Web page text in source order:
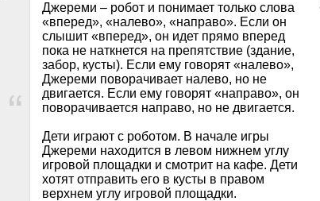
Джереми – робот и понимает только слова
«вперед», «налево», «направо». Если он
слышит «вперед», он идет прямо вперед
пока не наткнется на препятствие (здание,
забор, кусты). Если ему говорят «налево»,
Джереми поворачивает налево, но не
двигается. Если ему говорят «направо», он
поворачивается направо, но не двигается.
Дети играют с роботом. В начале игры
Джереми находится в левом нижнем углу
игровой площадки и смотрит на кафе. Дети
хотят отправить его в кусты в правом
верхнем углу игровой площадки.